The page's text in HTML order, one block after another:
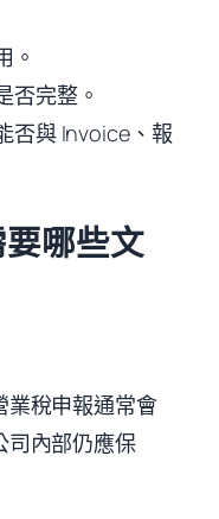
。
否完整。
否與 Invoice、報
哪些文
業稅申報通常會
司內部仍應保